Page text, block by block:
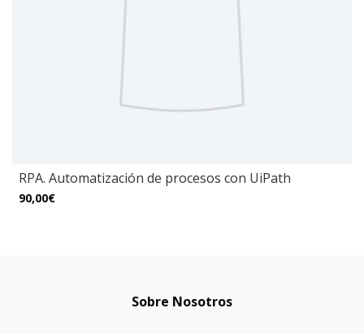
RPA. Automatización de procesos con UiPath
90,00€
Sobre Nosotros